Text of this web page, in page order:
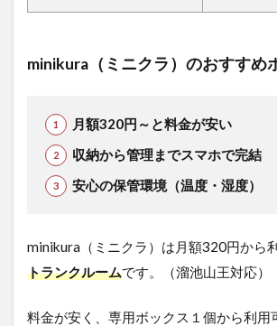
minikura（ミニクラ）のおすすめ
月額320円～と料金が安い
収納から管理までスマホで完結
安心の保管環境（温度・湿度）
minikura（ミニクラ）は月額320円から
トランクルームです。（溜池山王対応）
料金が安く、専用ボックス１個から利用